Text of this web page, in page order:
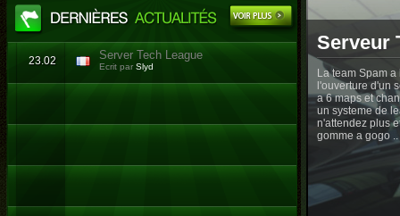
23.02 Server Tech League
Ecrit par Slyd
Serveur
La team Spam
l'ouverture d'un
a 6 maps et
un systeme de
n'attendez plus
gomme a gogo ..